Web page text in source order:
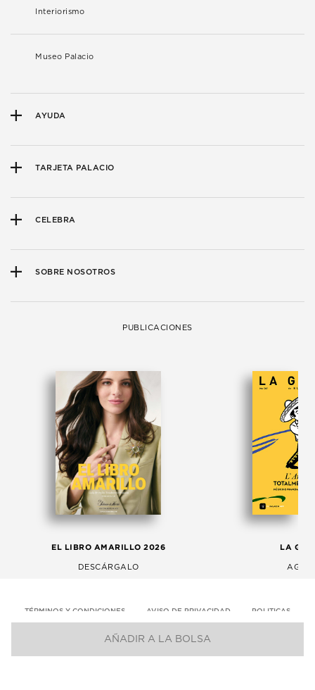
AÑADIR A LA BOLSA
Interiorismo
Museo Palacio
AYUDA
TARJETA PALACIO
CELEBRA
SOBRE NOSOTROS
PUBLICACIONES
EL LIBRO AMARILLO 2026
DESCÁRGALO
LA
TÉRMINOS Y CONDICIONES AVISO DE PRIVACIDAD POLITICAS